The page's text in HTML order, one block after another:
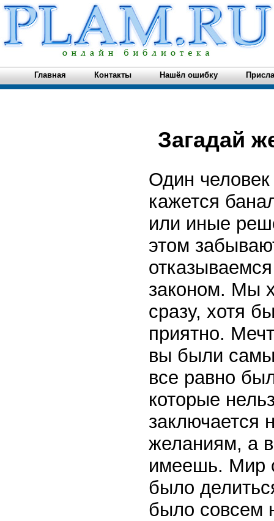
Главная Контакты Нашёл ошибку
Загадай
Один
кажется
или иные
этом
законом. Мы
сразу, хотя
приятно.
вы были
все равно
которые
заключается
желаниям, а
имеешь. Мир
было
было совсем